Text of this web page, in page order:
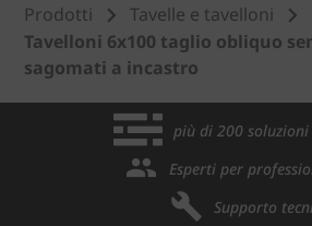
Prodotti Tavelle e tavelloni
Tavelloni 6x100 taglio obliquo
sagomati a incastro
più di 200
Esperti per
Supporto